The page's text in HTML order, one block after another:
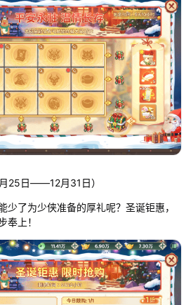
25日——12月31日）
少了为少侠准备的厚礼呢？圣诞钜惠，
奉上！